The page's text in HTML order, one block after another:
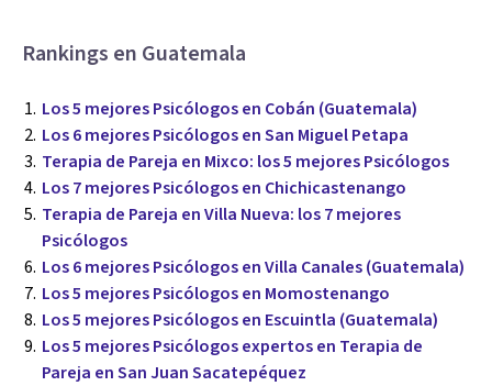
Rankings en Guatemala
Los 5 mejores Psicólogos en Cobán (Guatemala)
Los 6 mejores Psicólogos en San Miguel Petapa
Terapia de Pareja en Mixco: los 5 mejores Psicólogos
Los 7 mejores Psicólogos en Chichicastenango
Terapia de Pareja en Villa Nueva: los 7 mejores
Psicólogos
Los 6 mejores Psicólogos en Villa Canales (Guatemala)
Los 5 mejores Psicólogos en Momostenango
Los 5 mejores Psicólogos en Escuintla (Guatemala)
Los 5 mejores Psicólogos expertos en Terapia de
Pareja en San Juan Sacatepéquez